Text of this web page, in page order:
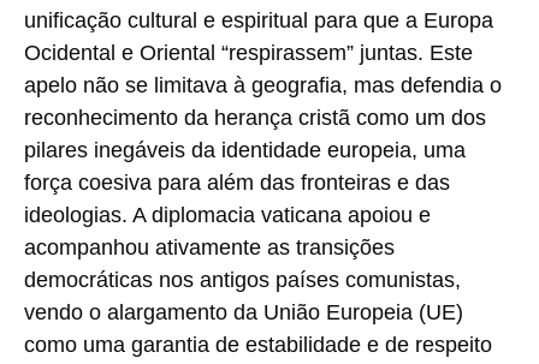
unificação cultural e espiritual para que a Europa
Ocidental e Oriental “respirassem” juntas. Este
apelo não se limitava à geografia, mas defendia o
reconhecimento da herança cristã como um dos
pilares inegáveis da identidade europeia, uma
força coesiva para além das fronteiras e das
ideologias. A diplomacia vaticana apoiou e
acompanhou ativamente as transições
democráticas nos antigos países comunistas,
vendo o alargamento da União Europeia (UE)
como uma garantia de estabilidade e de respeito